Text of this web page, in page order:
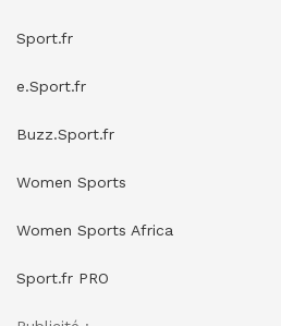
Sport.fr
e.Sport.fr
Buzz.Sport.fr
Women Sports
Women Sports Africa
Sport.fr PRO